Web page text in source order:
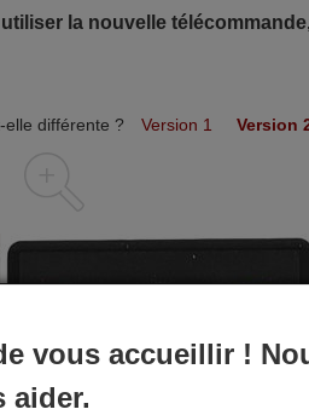
la nouvelle
différente ? Version 1 Version
vous accueillir !
aider.